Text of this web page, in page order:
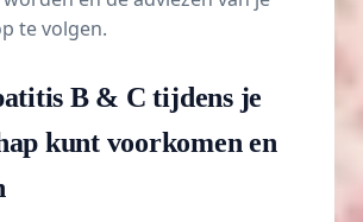
te volgen.
B & C tijdens je
kunt voorkomen en